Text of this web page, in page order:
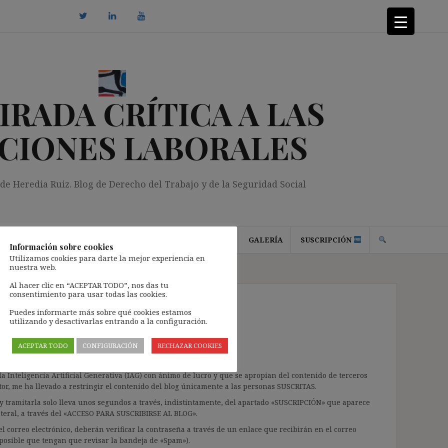
CRÍTICA A LAS
LABORALES
Heredia Ruiz. Blog de Derecho del Trabajo y de la Seguridad Social
GALERÍA SUSCRIPCIÓN
en la temporalidad
de forma totalmente GRATUITA.
Inteligencia Artificial Generativa (IAG) con ánimo de lucro y que se apropian del contenido de terceros
me ha llevado a restringir el contenido del blog únicamente a las personas SUSCRITAS.
tramitarla solo lleva unos segundos a través, indistintamente, del apartado «SUSCRIPCIÓN» que aparece
a través del «ACCESO PARA SUSCRIBIRSE AL BLOG».
correo electrónico, deberán verificar la contraseña a través de un enlace que recibirán en el correo
que tengan que revisar la bandeja de «Spam»).
Información sobre cookies
Utilizamos cookies para darte la mejor experiencia en
nuestra web.
Al hacer clic en “ACEPTAR TODO”, nos das tu
consentimiento para usar todas las cookies.
Puedes informarte más sobre qué cookies estamos
utilizando y desactivarlas entrando a la configuración.
ACEPTAR TODO CONFIGURACIÓN RECHAZAR COOKIES